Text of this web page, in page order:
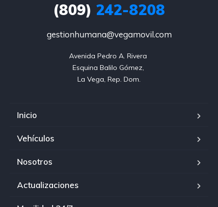
(809) 242-8208
gestionhumana@vegamovil.com
Avenida Pedro A. Rivera
Esquina Balilo Gómez,
La Vega, Rep. Dom.
Inicio
Vehículos
Nosotros
Actualizaciones